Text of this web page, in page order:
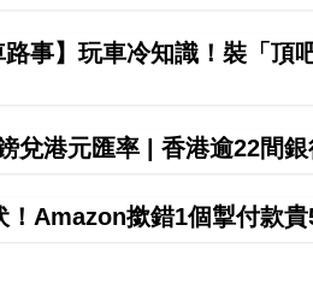
路事】玩車冷知識！裝「
兌港元匯率 | 香港逾22間
！Amazon撳錯1個掣付款